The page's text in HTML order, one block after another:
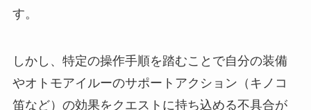
す。
しかし、特定の操作手順を踏むことで自分の装備
やオトモアイルーのサポートアクション（キノコ
笛など）の効果をクエストに持ち込める不具合が